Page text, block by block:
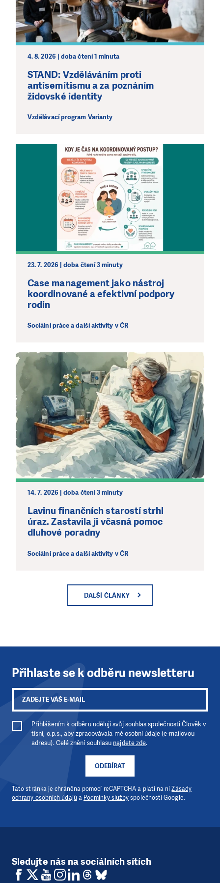
4. 8. 2026 | doba čtení 1 minuta
STAND: Vzděláváním proti
antisemitismu a za poznáním
židovské identity
Vzdělávací program Varianty
23. 7. 2026 | doba čtení 3 minuty
Case management jako nástroj
koordinované a efektivní podpory
rodin
Sociální práce a další aktivity v ČR
14. 7. 2026 | doba čtení 3 minuty
Lavinu finančních starostí strhl
úraz. Zastavila ji včasná pomoc
dluhové poradny
Sociální práce a další aktivity v ČR
DALŠÍ ČLÁNKY
LÍBÍ SE VÁM, CO DĚLÁME?
PODPOŘTE NÁS!
Abychom mohli pomáhat smysluplně, neobejdeme se
bez Vaší podpory. Ať už se nám rozhodnete pomoci
jedním darem nebo se stanete pravidelným dárcem
Klubu přátel, Vaše dary nám umožní pomoci vždy tam,
kde je to nejvíce potřeba.
DAROVAT DAROVAT PRAVIDELNĚ
Přihlaste se k odběru newsletteru
ODEBÍRAT
Přihlášením k odběru uděluji svůj souhlas společnosti Člověk v
tísni, o.p.s., aby zpracovávala mé osobní údaje (e-mailovou
adresu). Celé znění souhlasu najdete zde.
Tato stránka je chráněna pomocí reCAPTCHA a platí na niZásady
ochrany osobních údajů a Podmínky službyspolečnosti Google.
Sledujte nás na sociálních sítích